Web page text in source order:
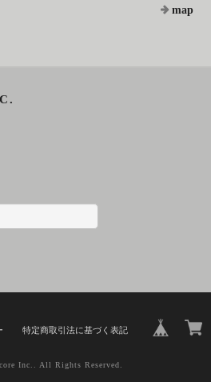
map
特定商取引法に基づく表記
Inc.. All Rights Reserved.